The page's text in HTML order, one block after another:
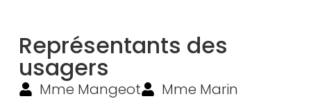
Représentants des
usagers
Mme Mangeot Mme Marin